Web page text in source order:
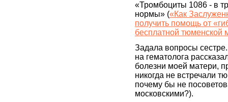
«Тромбоциты 1086 - в
нормы» («Как
получить помощь от
бесплатной тюменской
Задала вопросы
на гематолога
болезни моей матери,
никогда не встречали
почему бы не
московскими?).